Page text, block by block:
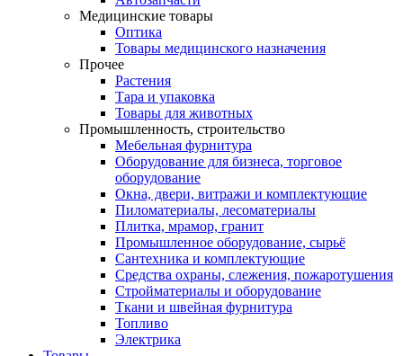
Медицинские товары
Оптика
Товары медицинского назначения
Прочее
Растения
Тара и упаковка
Товары для животных
Промышленность, строительство
Мебельная фурнитура
Оборудование для бизнеса, торговое
оборудование
Окна, двери, витражи и комплектующие
Пиломатериалы, лесоматериалы
Плитка, мрамор, гранит
Промышленное оборудование, сырьё
Сантехника и комплектующие
Средства охраны, слежения, пожаротушения
Стройматериалы и оборудование
Ткани и швейная фурнитура
Топливо
Электрика